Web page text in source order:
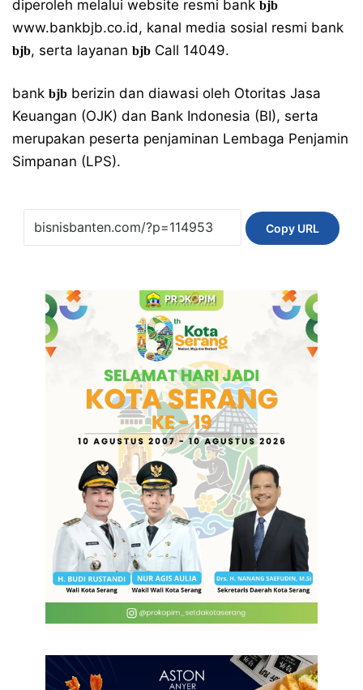
diperoleh melalui website resmi bank bjb
www.bankbjb.co.id, kanal media sosial resmi bank
bjb, serta layanan bjb Call 14049.
bank bjb berizin dan diawasi oleh Otoritas Jasa
Keuangan (OJK) dan Bank Indonesia (BI), serta
merupakan peserta penjaminan Lembaga Penjamin
Simpanan (LPS).
Copy URL